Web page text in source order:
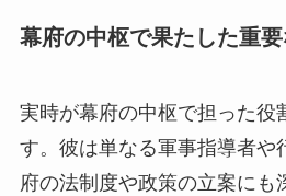
幕府の中枢で果たした重要
実時が幕府の中枢で担った役
す。彼は単なる軍事指導者や
府の法制度や政策の立案にも